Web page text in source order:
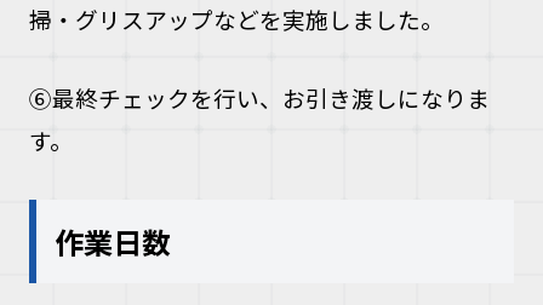
掃・グリスアップなどを実施しました。
⑥最終チェックを行い、お引き渡しになりま
す。
作業日数